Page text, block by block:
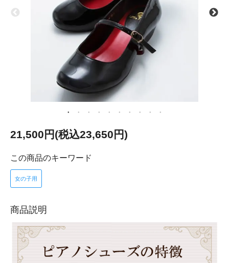
21,500円(税込23,650円)
この商品のキーワード
女の子用
商品説明